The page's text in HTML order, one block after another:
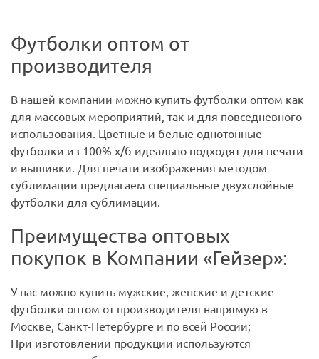
Футболки оптом от
производителя
В нашей компании можно купить футболки оптом как
для массовых мероприятий, так и для повседневного
использования. Цветные и белые однотонные
футболки из 100% х/б идеально подходят для печати
и вышивки. Для печати изображения методом
сублимации предлагаем специальные двухслойные
футболки для сублимации.
Преимущества оптовых
покупок в Компании «Гейзер»:
У нас можно купить мужские, женские и детские
футболки оптом от производителя напрямую в
Москве, Санкт-Петербурге и по всей России;
При изготовлении продукции используются